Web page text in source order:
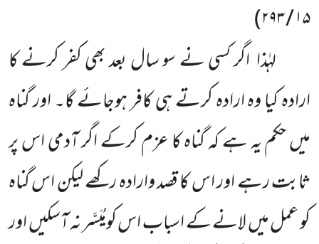
۱۵ / ۲۹۳)
لہٰذا اگر کسی نے سو سال بعد بھی کفر کرنے کا
ارادہ کیا وہ ارادہ کرتے ہی کافر ہوجائے گا۔ اور گناہ
میں حکم یہ ہے کہ گناہ کا عزم کرکے اگر آدمی اس پر
ثابت رہے اور اس کا قصد وارادہ رکھے لیکن اس گناہ
کو عمل میں لانے کے اسباب اس کومُیَسَّر نہ آسکیں اور